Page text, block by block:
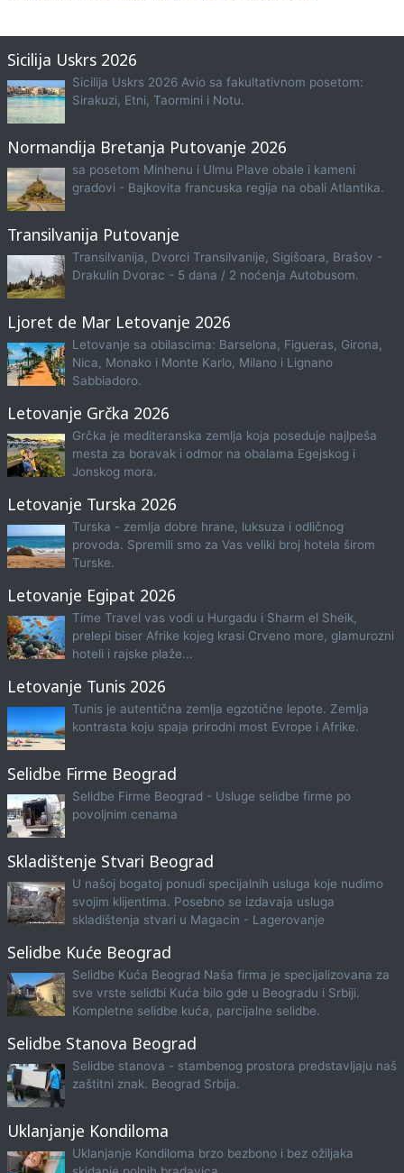
Sicilija Uskrs 2026
Sicilija Uskrs 2026 Avio sa fakultativnom posetom:
Sirakuzi, Etni, Taormini i Notu.
Normandija Bretanja Putovanje 2026
sa posetom Minhenu i Ulmu Plave obale i kameni
gradovi - Bajkovita francuska regija na obali Atlantika.
Transilvanija Putovanje
Transilvanija, Dvorci Transilvanije, Sigišoara, Brašov -
Drakulin Dvorac - 5 dana / 2 noćenja Autobusom.
Ljoret de Mar Letovanje 2026
Letovanje sa obilascima: Barselona, Figueras, Girona,
Nica, Monako i Monte Karlo, Milano i Lignano
Sabbiadoro.
Letovanje Grčka 2026
Grčka je mediteranska zemlja koja poseduje najlpeša
mesta za boravak i odmor na obalama Egejskog i
Jonskog mora.
Letovanje Turska 2026
Turska - zemlja dobre hrane, luksuza i odličnog
provoda. Spremili smo za Vas veliki broj hotela širom
Turske.
Letovanje Egipat 2026
Time Travel vas vodi u Hurgadu i Sharm el Sheik,
prelepi biser Afrike kojeg krasi Crveno more, glamurozni
hoteli i rajske plaže...
Letovanje Tunis 2026
Tunis je autentična zemlja egzotične lepote. Zemlja
kontrasta koju spaja prirodni most Evrope i Afrike.
Selidbe Firme Beograd
Selidbe Firme Beograd - Usluge selidbe firme po
povoljnim cenama
Skladištenje Stvari Beograd
U našoj bogatoj ponudi specijalnih usluga koje nudimo
svojim klijentima. Posebno se izdavaja usluga
skladištenja stvari u Magacin - Lagerovanje
Selidbe Kuće Beograd
Selidbe Kuća Beograd Naša firma je specijalizovana za
sve vrste selidbi Kuća bilo gde u Beogradu i Srbiji.
Kompletne selidbe kuća, parcijalne selidbe.
Selidbe Stanova Beograd
Selidbe stanova - stambenog prostora predstavljaju naš
zaštitni znak. Beograd Srbija.
Uklanjanje Kondiloma
Uklanjanje Kondiloma brzo bezbono i bez ožiljaka